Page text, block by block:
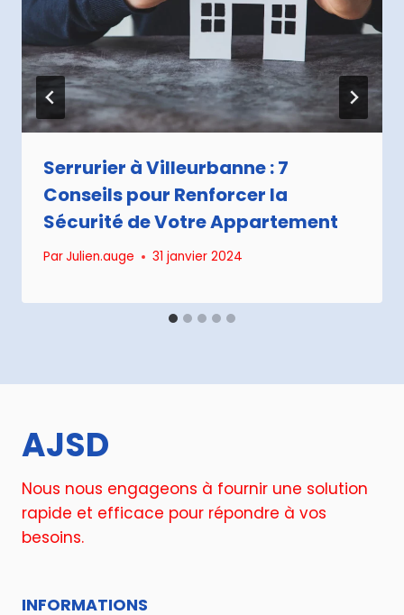
Serrurier à Villeurbanne : 7
Conseils pour Renforcer la
Sécurité de Votre Appartement
ParJulien.auge 31 janvier 2024
AJSD
Nous nous engageons à fournir une solution
rapide et efficace pour répondre à vos
besoins.
INFORMATIONS